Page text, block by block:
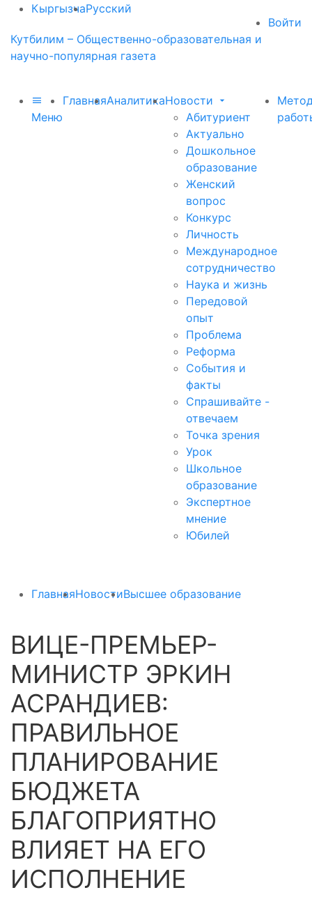
КыргызчаРусский
Войти
Кутбилим – Общественно-образовательная и
научно-популярная газета
Меню
ГлавнаяАналитикаНовости
Абитуриент
Актуально
Дошкольное
образование
Женский
вопрос
Конкурс
Личность
Международное
сотрудничество
Наука и жизнь
Передовой
опыт
Проблема
Реформа
События и
факты
Спрашивайте -
отвечаем
Точка зрения
Урок
Школьное
образование
Экспертное
мнение
Юбилей
ГлавнаяНовостиВысшее образование
ВИЦЕ-ПРЕМЬЕР-
МИНИСТР ЭРКИН
АСРАНДИЕВ:
ПРАВИЛЬНОЕ
ПЛАНИРОВАНИЕ
БЮДЖЕТА
БЛАГОПРИЯТНО
ВЛИЯЕТ НА ЕГО
ИСПОЛНЕНИЕ